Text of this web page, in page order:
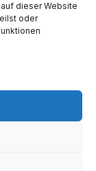
dieser Website
oder